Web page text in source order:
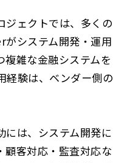
ジェクトでは、多くの
システム開発・運用
複雑な金融システムを
経験は、ベンダー側の
には、システム開発に
顧客対応・監査対応な